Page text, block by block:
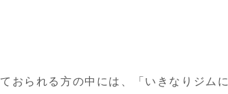
おられる方の中には、「いきなりジムに